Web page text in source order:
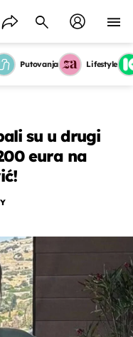
Putovanja Lifestyle
su u drugi
eura na